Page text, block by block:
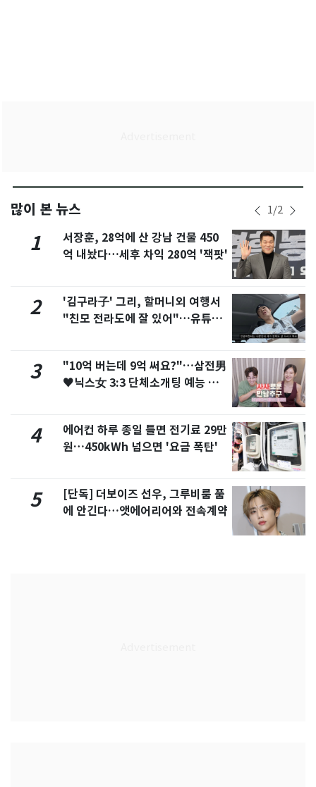
많이 본 뉴스 1/2
1
서장훈, 28억에 산 강남 건물 450
억 내놨다…세후 차익 280억 '잭팟'
2
'김구라子' 그리, 할머니외 여행서
"친모 전라도에 잘 있어"…유튜브
3
"10억 버는데 9억 써요?"…삼전男
♥닉스女 3:3 단체소개팅 예능 화
4
에어컨 하루 종일 틀면 전기료 29만
원…450kWh 넘으면 '요금 폭탄'
5
[단독] 더보이즈 선우, 그루비룸 품
에 안긴다…앳에어리어와 전속계약